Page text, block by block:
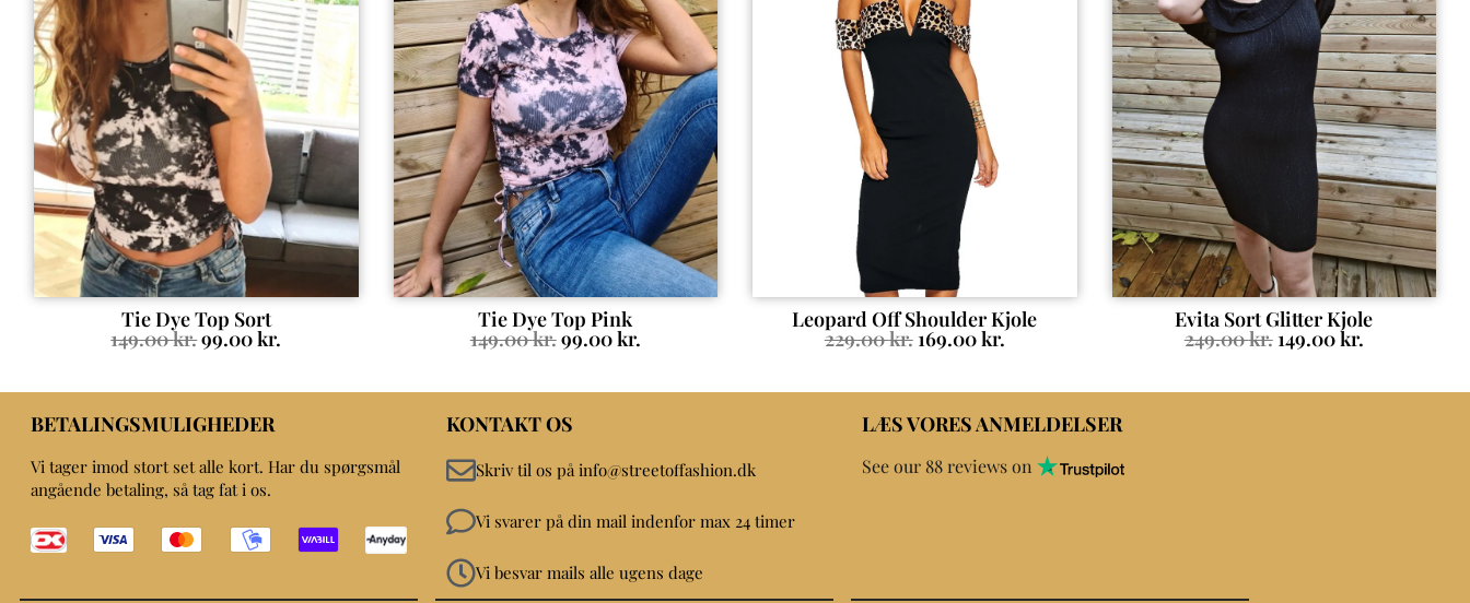
Tie Dye Top Sort
149.00kr.99.00kr.
Tie Dye Top Pink
149.00kr.99.00kr.
Leopard Off Shoulder Kjole
229.00kr.169.00kr.
Evita Sort Glitter Kjole
249.00kr.149.00kr.
BETALINGSMULIGHEDER
Vi tager imod stort set alle kort. Har du spørgsmål
angående betaling, så tag fat i os.
KONTAKT OS
Skriv til os på info@streetoffashion.dk
Vi svarer på din mail indenfor max 24 timer
Vi besvar mails alle ugens dage
LÆS VORES ANMELDELSER
See our 88 reviews on